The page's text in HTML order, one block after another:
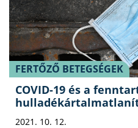
FERTŐZŐ BETEGSÉGEK
COVID-19 és a
2021. 10. 12.